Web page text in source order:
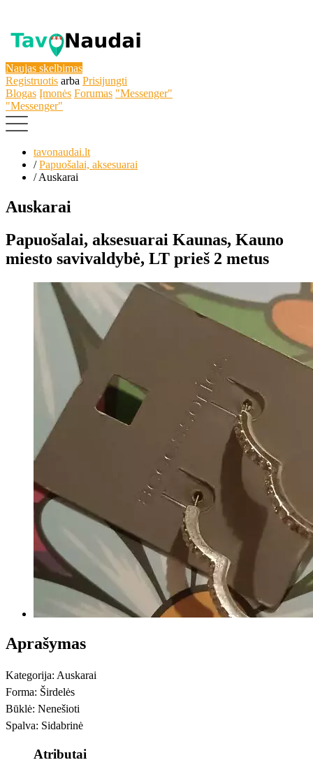
Naujas skelbimas
Registruotis arba Prisijungti
Blogas Įmonės Forumas "Messenger"
"Messenger"
tavonaudai.lt
/Papuošalai, aksesuarai
/Auskarai
Auskarai
Papuošalai, aksesuarai Kaunas, Kauno
miesto savivaldybė, LT prieš 2 metus
Aprašymas
Kategorija: Auskarai
Forma: Širdelės
Būklė: Nenešioti
Spalva: Sidabrinė
Atributai